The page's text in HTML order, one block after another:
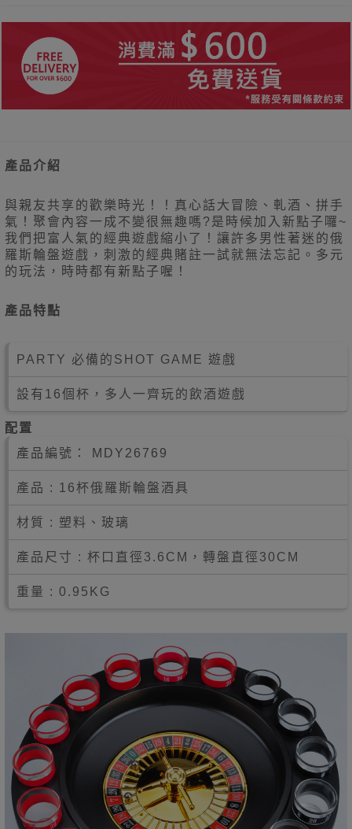
產品介紹
與親友共享的歡樂時光！！真心話大冒險、軋酒、拼手
氣！聚會內容一成不變很無趣嗎?是時候加入新點子囉~
我們把富人氣的經典遊戲縮小了！讓許多男性著迷的俄
羅斯輪盤遊戲，刺激的經典賭註一試就無法忘記。多元
的玩法，時時都有新點子喔！
產品特點
PARTY 必備的SHOT GAME 遊戲
設有16個杯，多人一齊玩的飲酒 遊戲
配置
產品編號：
MDY26769
產品 : 16杯俄羅斯輪盤酒具
材質 : 塑料、玻璃
產品尺寸 : 杯口直徑3.6CM，轉盤直徑30CM
重量 : 0.95KG